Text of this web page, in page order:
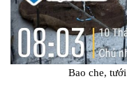
Bao che,